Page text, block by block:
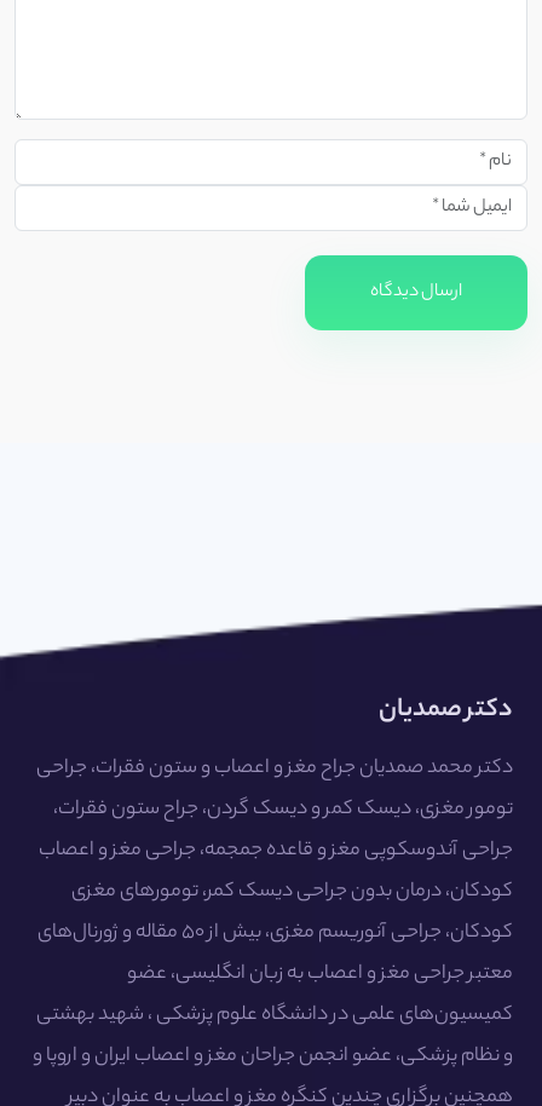
ارسال دیدگاه
دکتر صمدیان
دکتر محمد صمدیان جراح مغز و اعصاب و ستون فقرات، جراحی
تومور مغزی، دیسک کمر و دیسک گردن، جراح ستون فقرات،
جراحی آندوسکوپی مغز و قاعده جمجمه، جراحی مغز و اعصاب
کودکان، درمان بدون جراحی دیسک کمر، تومورهای مغزی
کودکان، جراحی آنوریسم مغزی، بیش از ۵۰ مقاله و ژورنال‌های
معتبر جراحی مغز و اعصاب به زبان انگلیسی، عضو
کمیسیون‌های علمی در دانشگاه علوم پزشکی ، شهید بهشتی
و نظام پزشکی، عضو انجمن جراحان مغز و اعصاب ایران و اروپا و
همچنین برگزاری چندین کنگره مغز و اعصاب به عنوان دبیر